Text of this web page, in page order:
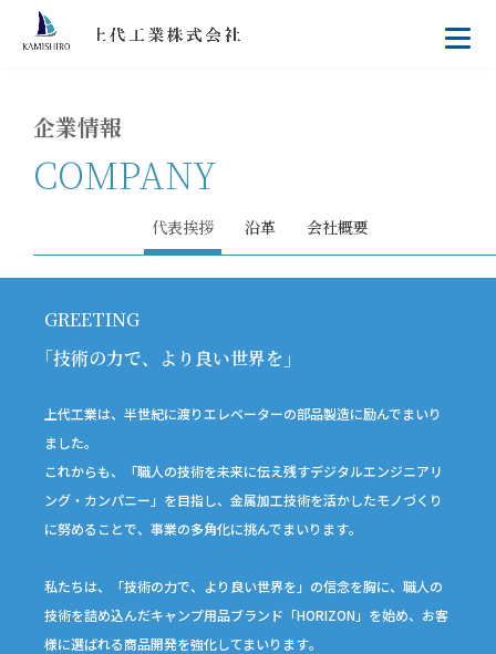
企業情報
COMPANY
代表挨拶 沿革 会社概要
GREETING
｢技術の力で、より良い世界を｣
上代工業は、半世紀に渡りエレベーターの部品製造に励んでまいり
ました｡
これからも、「職人の技術を未来に伝え残すデジタルエンジニアリ
ング・ カンパニー」を目指し、金属加工技術を活かしたモノづくり
に努めることで、事業の多角化に挑んでまいります｡
私たちは、「技術の力で、より良い世界を」の信念を胸に、職人の
技術を詰め込んだキャンプ用品ブランド「HORIZON」を始め、お客
様に選ばれる商品開発を強化してまいります｡